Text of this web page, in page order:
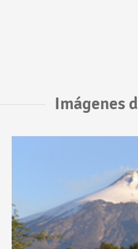
Imágenes